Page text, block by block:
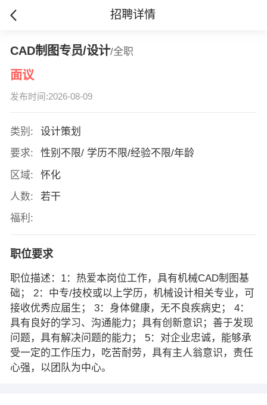
招聘详情
CAD制图专员/设计/全职
面议
发布时间:2026-08-09
类别:
设计策划
要求:
性别不限/ 学历不限/经验不限/年龄
区域:
怀化
人数:
若干
福利:
职位要求
职位描述：1：热爱本岗位工作，具有机械CAD制图基
础； 2：中专/技校或以上学历，机械设计相关专业，可
接收优秀应届生； 3：身体健康，无不良疾病史； 4：
具有良好的学习、沟通能力；具有创新意识；善于发现
问题，具有解决问题的能力； 5：对企业忠诚，能够承
受一定的工作压力，吃苦耐劳，具有主人翁意识，责任
心强，以团队为中心。